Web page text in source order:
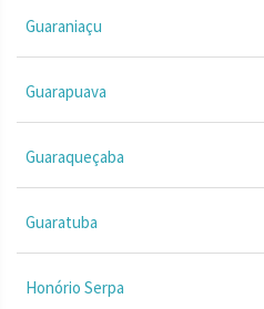
Guaraniaçu
Guarapuava
Guaraqueçaba
Guaratuba
Honório Serpa